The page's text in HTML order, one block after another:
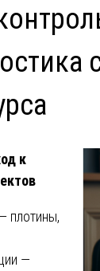
к
плотины,
—